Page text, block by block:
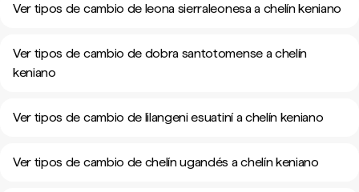
Ver tipos de cambio de leona sierraleonesa a chelín keniano
Ver tipos de cambio de dobra santotomense a chelín
keniano
Ver tipos de cambio de lilangeni esuatiní a chelín keniano
Ver tipos de cambio de chelín ugandés a chelín keniano